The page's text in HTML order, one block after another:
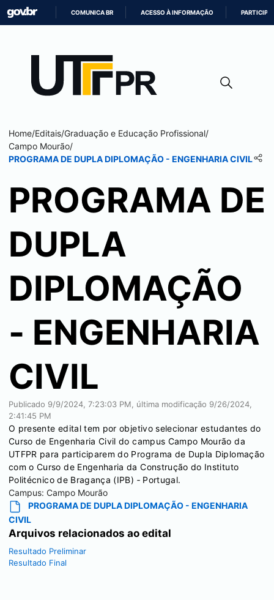
CONTEÚDO
COMUNICA BR ACESSO À INFORMAÇÃO PARTICIPE
Home/Editais/Graduação e Educação Profissional/
Campo Mourão/
PROGRAMA DE DUPLA DIPLOMAÇÃO - ENGENHARIA CIVIL
PROGRAMA DE
DUPLA
DIPLOMAÇÃO
- ENGENHARIA
CIVIL
Publicado 9/9/2024, 7:23:03 PM , última modificação 9/26/2024,
2:41:45 PM
O presente edital tem por objetivo selecionar estudantes do
Curso de Engenharia Civil do campus Campo Mourão da
UTFPR para participarem do Programa de Dupla Diplomação
com o Curso de Engenharia da Construção do Instituto
Politécnico de Bragança (IPB) ‐ Portugal.
Campus: Campo Mourão
PROGRAMA DE DUPLA DIPLOMAÇÃO - ENGENHARIA
CIVIL
Arquivos relacionados ao edital
Resultado Preliminar
Resultado Final